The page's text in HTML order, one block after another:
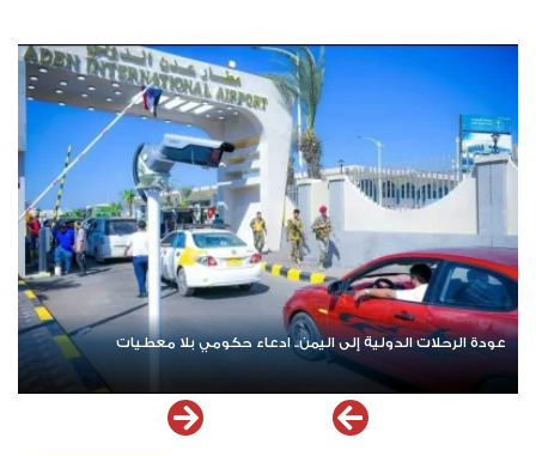
عودة الرحلات الدولية إلى اليمن.. ادعاء حكومي بلا معطيات